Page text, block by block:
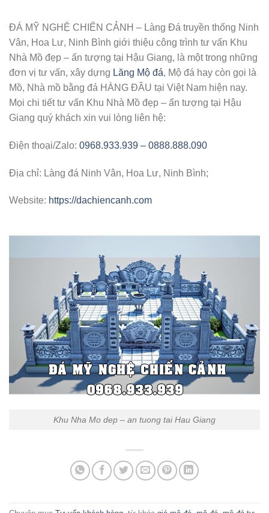
ĐÁ MỸ NGHỆ CHIẾN CẢNH – Làng Đá truyền thống Ninh
Vân, Hoa Lư, Ninh Bình giới thiệu công trình tư vấn Khu
Nhà Mồ đẹp – ấn tượng tại Hậu Giang, là một trong những
đơn vị tư vấn, xây dựng Lăng Mộ đá, Mộ đá hay còn gọi là
Mồ, Nhà mồ bằng đá HÀNG ĐẦU tại Việt Nam hiện nay.
Mọi chi tiết tư vấn Khu Nhà Mồ đẹp – ấn tượng tại Hậu
Giang quý khách xin vui lòng liên hệ:
Điện thoại/Zalo: 0968.933.939 – 0888.888.090
Địa chỉ: Làng đá Ninh Vân, Hoa Lư, Ninh Bình;
Website: https://dachiencanh.com
Khu Nha Mo dep – an tuong tai Hau Giang